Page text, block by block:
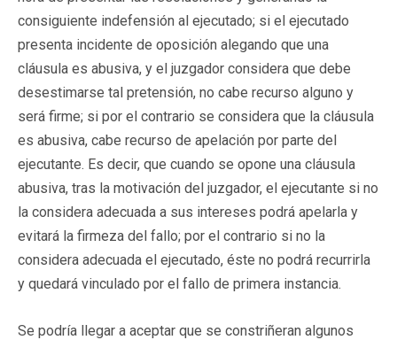
consiguiente indefensión al ejecutado; si el ejecutado
presenta incidente de oposición alegando que una
cláusula es abusiva, y el juzgador considera que debe
desestimarse tal pretensión, no cabe recurso alguno y
será firme; si por el contrario se considera que la cláusula
es abusiva, cabe recurso de apelación por parte del
ejecutante. Es decir, que cuando se opone una cláusula
abusiva, tras la motivación del juzgador, el ejecutante si no
la considera adecuada a sus intereses podrá apelarla y
evitará la firmeza del fallo; por el contrario si no la
considera adecuada el ejecutado, éste no podrá recurrirla
y quedará vinculado por el fallo de primera instancia.
Se podría llegar a aceptar que se constriñeran algunos